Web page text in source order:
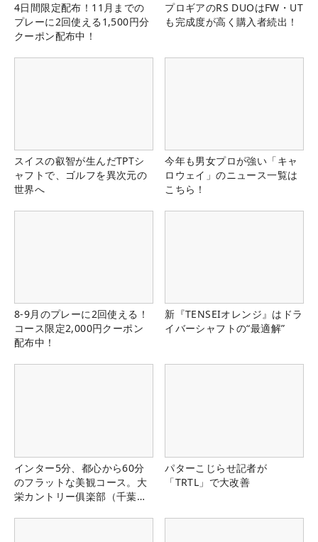
4日間限定配布！11月までの
プレーに2回使える1,500円分
クーポン配布中！
プロギアのRS DUOはFW・UT
も完成度が高く購入者続出！
スイスの叡智が生んだTPTシ
ャフトで、ゴルフを異次元の
世界へ
今年も男女プロが強い「キャ
ロウェイ」のニュース一覧は
こちら！
8-9月のプレーに2回使える！
コース限定2,000円クーポン
配布中！
新『TENSEIオレンジ』はドラ
イバーシャフトの“最適解”
インター5分、都心から60分
のフラットな美観コース。大
栄カントリー俱楽部（千葉
パターこじらせ記者が
「TRTL」で大改善